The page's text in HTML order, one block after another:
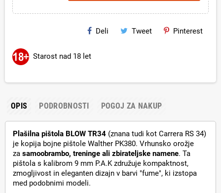
Deli Tweet Pinterest
Starost nad 18 let
OPIS PODROBNOSTI POGOJ ZA NAKUP
Plašilna pištola BLOW TR34 (znana tudi kot Carrera RS 34)
je kopija bojne pištole Walther PK380. Vrhunsko orožje
za samoobrambo, treninge ali zbirateljske namene. Ta
pištola s kalibrom 9 mm P.A.K združuje kompaktnost,
zmogljivost in eleganten dizajn v barvi "fume", ki izstopa
med podobnimi modeli.